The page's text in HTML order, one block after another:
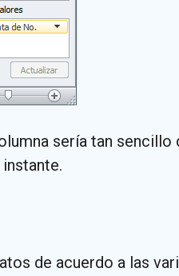
sería tan
de acuerdo a las